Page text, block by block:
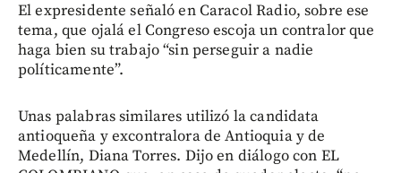
El expresidente señaló en Caracol Radio, sobre ese
tema, que ojalá el Congreso escoja un contralor que
haga bien su trabajo “sin perseguir a nadie
políticamente”.
Unas palabras similares utilizó la candidata
antioqueña y excontralora de Antioquia y de
Medellín, Diana Torres. Dijo en diálogo con EL